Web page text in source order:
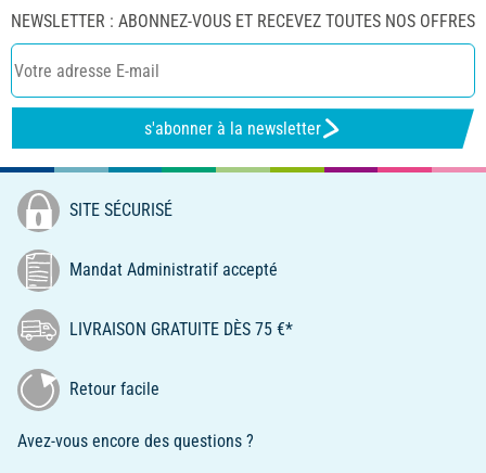
NEWSLETTER : ABONNEZ-VOUS ET RECEVEZ TOUTES NOS OFFRES
s'abonner à la newsletter
SITE SÉCURISÉ
Mandat Administratif accepté
LIVRAISON GRATUITE DÈS 75 €*
Retour facile
Avez-vous encore des questions ?